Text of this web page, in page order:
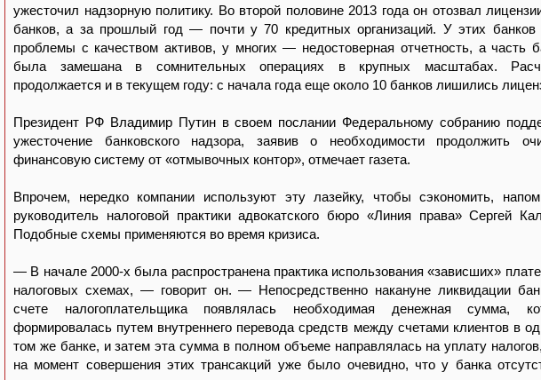
ужесточил надзорную политику. Во второй половине 2013 года он отозвал
банков, а за прошлый год — почти у 70 кредитных организаций. У этих
проблемы с качеством активов, у многих — недостоверная отчетность, а часть
была замешана в сомнительных операциях в крупных масштабах.
продолжается и в текущем году: с начала года еще около 10 банков лишились
Президент РФ Владимир Путин в своем послании Федеральному собранию
ужесточение банковского надзора, заявив о необходимости продолжить
финансовую систему от «отмывочных контор», отмечает газета.
Впрочем, нередко компании используют эту лазейку, чтобы сэкономить,
руководитель налоговой практики адвокатского бюро «Линия права» Сергей
Подобные схемы применяются во время кризиса.
— В начале 2000-х была распространена практика использования «зависших»
налоговых схемах, — говорит он. — Непосредственно накануне ликвидации
счете налогоплательщика появлялась необходимая денежная сумма,
формировалась путем внутреннего перевода средств между счетами клиентов в
том же банке, и затем эта сумма в полном объеме направлялась на уплату
на момент совершения этих трансакций уже было очевидно, что у банка